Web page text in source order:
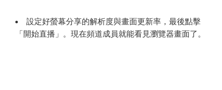
設定好螢幕分享的解析度與畫面更新率，最後點擊
「開始直播」。現在頻道成員就能看見瀏覽器畫面了。